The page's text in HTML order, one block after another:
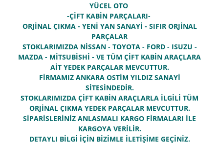
YÜCEL OTO
-ÇİFT KABİN PARÇALARI-
ORJİNAL ÇIKMA - YENİ YAN SANAYİ - SIFIR ORJİNAL
PARÇALAR
STOKLARIMIZDA NİSSAN - TOYOTA - FORD - ISUZU -
MAZDA - MİTSUBİSHİ - VE TÜM ÇİFT KABİN ARAÇLARA
AİT YEDEK PARÇALAR MEVCUTTUR.
FİRMAMIZ ANKARA OSTİM YILDIZ SANAYİ
SİTESİNDEDİR.
STOKLARIMIZDA ÇİFT KABİN ARAÇLARLA İLGİLİ TÜM
ORJİNAL ÇIKMA YEDEK PARÇALAR MEVCUTTUR.
SİPARİSLERİNİZ ANLASMALI KARGO FİRMALARI İLE
KARGOYA VERİLİR.
DETAYLI BİLGİ İÇİN BİZİMLE İLETİŞİME GEÇİNİZ.